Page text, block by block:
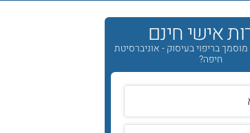
אישי חינם
בריפוי בעיסוק - אוניברסיטת
חיפה?